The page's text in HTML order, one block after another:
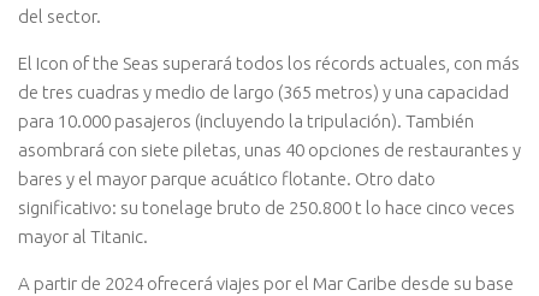
del sector.
El Icon of the Seas superará todos los récords actuales, con más
de tres cuadras y medio de largo (365 metros) y una capacidad
para 10.000 pasajeros (incluyendo la tripulación). También
asombrará con siete piletas, unas 40 opciones de restaurantes y
bares y el mayor parque acuático flotante. Otro dato
significativo: su tonelage bruto de 250.800 t lo hace cinco veces
mayor al Titanic.
A partir de 2024 ofrecerá viajes por el Mar Caribe desde su base